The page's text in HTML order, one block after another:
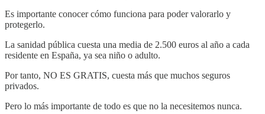
Es importante conocer cómo funciona para poder valorarlo y
protegerlo.
La sanidad pública cuesta una media de 2.500 euros al año a cada
residente en España, ya sea niño o adulto.
Por tanto, NO ES GRATIS, cuesta más que muchos seguros
privados.
Pero lo más importante de todo es que no la necesitemos nunca.